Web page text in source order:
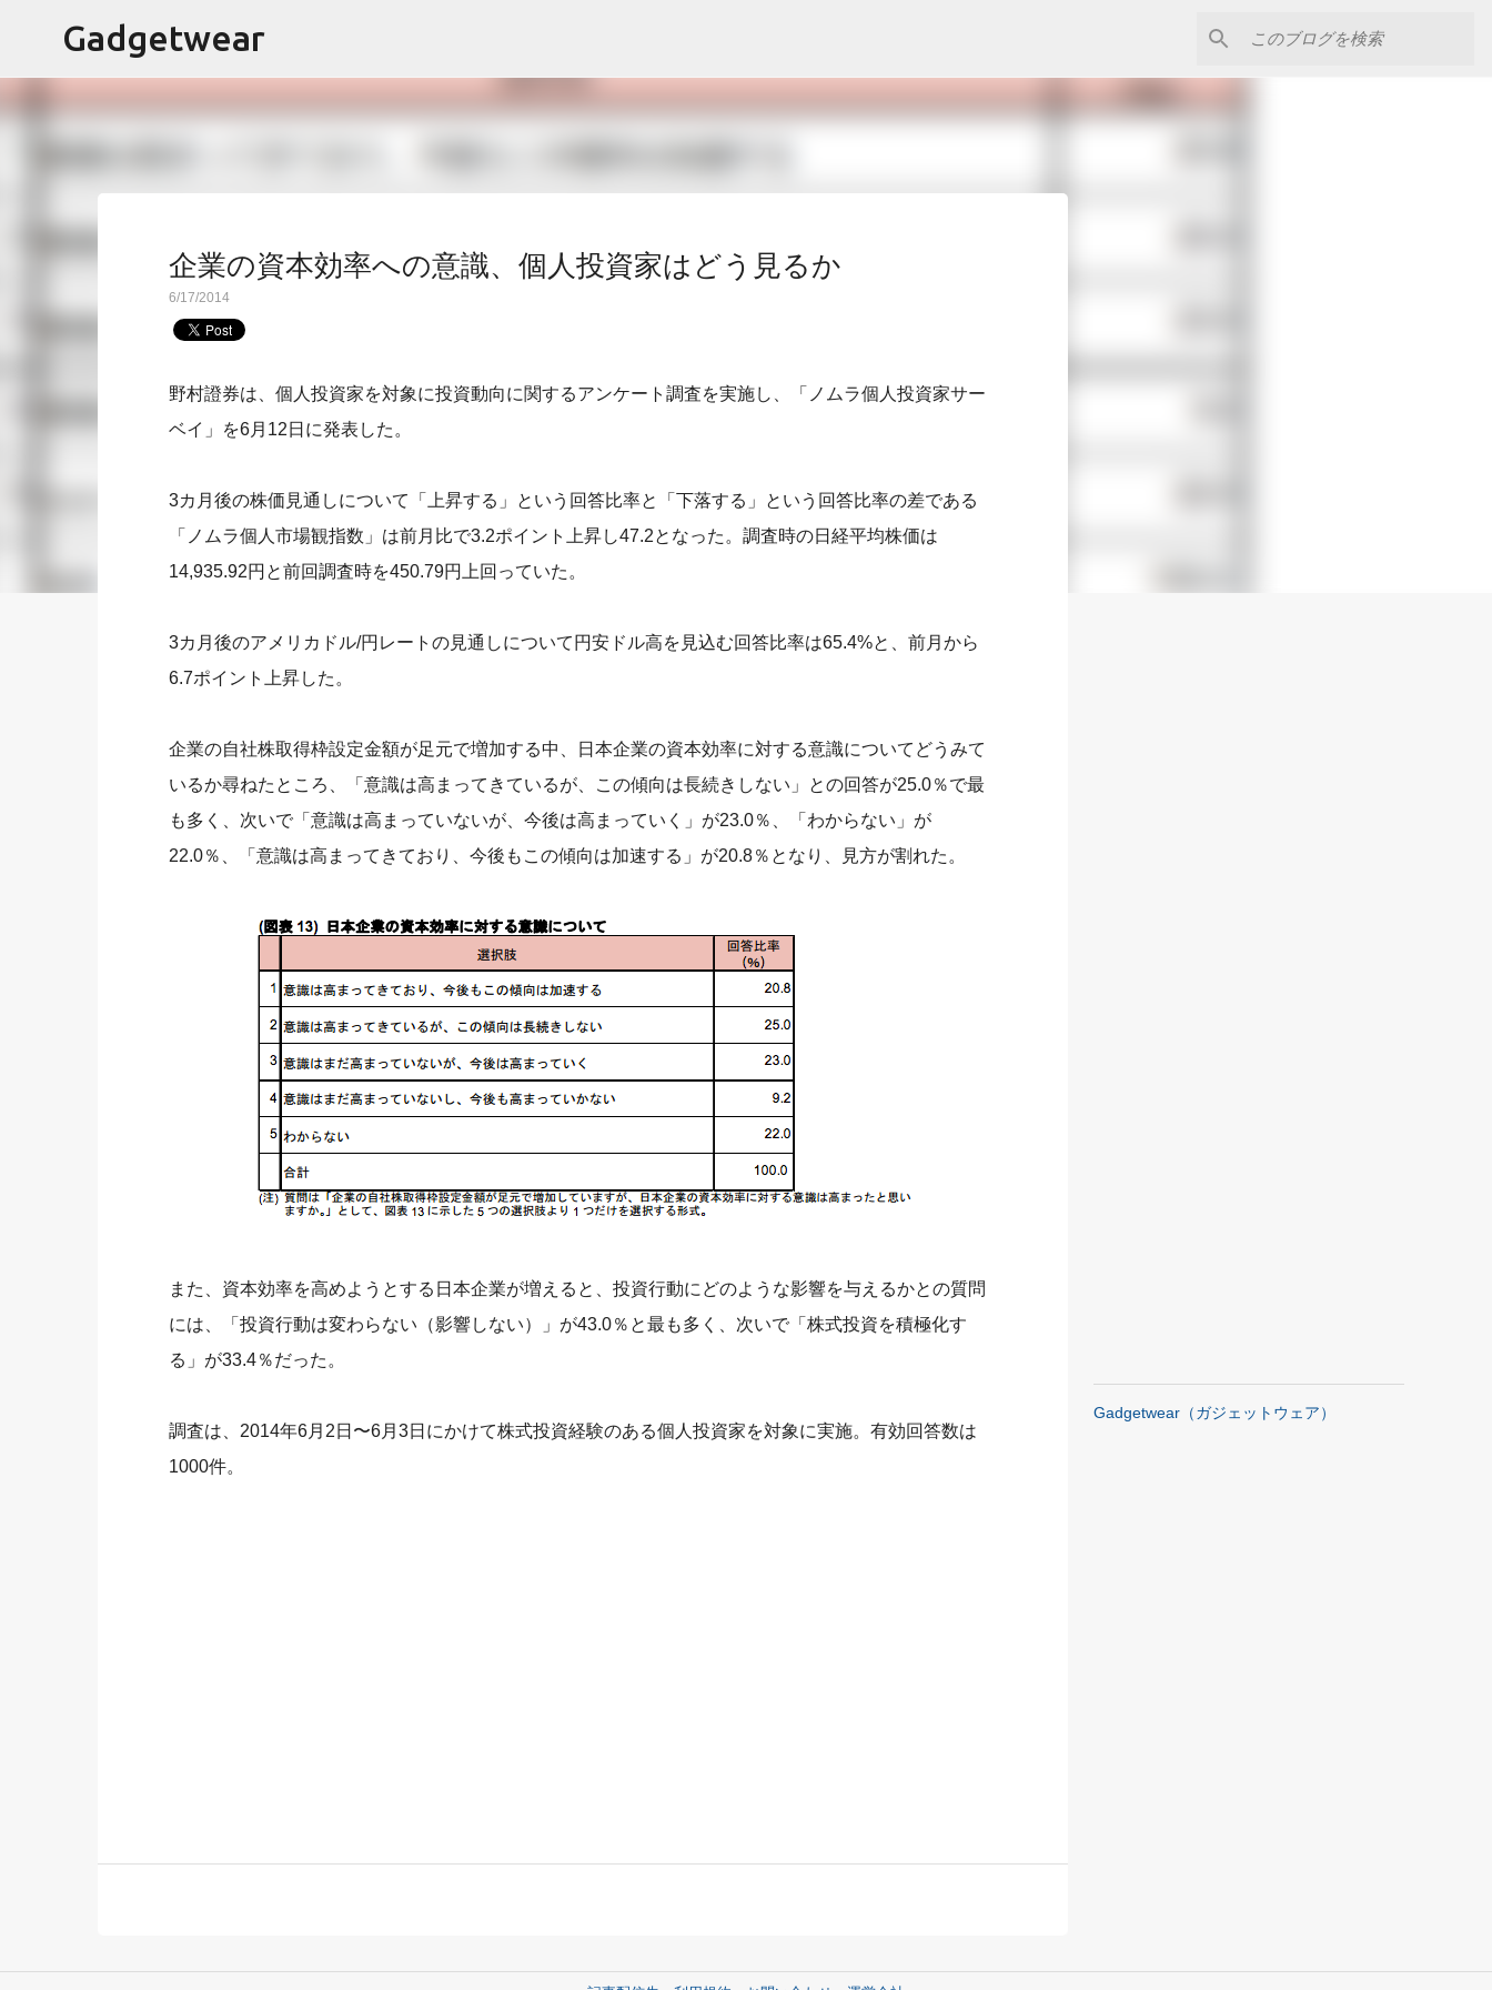
Gadgetwear
企業の資本効率への意識、個人投資家はどう見るか
6/17/2014
野村證券は、個人投資家を対象に投資動向に関するアンケート調査を実施し、「ノムラ個人投資家サー
ベイ」を6月12日に発表した。
3カ月後の株価見通しについて「上昇する」という回答比率と「下落する」という回答比率の差である
「ノムラ個人市場観指数」は前月比で3.2ポイント上昇し47.2となった。調査時の日経平均株価は
14,935.92円と前回調査時を450.79円上回っていた。
3カ月後のアメリカドル/円レートの見通しについて円安ドル高を見込む回答比率は65.4%と、前月から
6.7ポイント上昇した。
企業の自社株取得枠設定金額が足元で増加する中、日本企業の資本効率に対する意識についてどうみて
いるか尋ねたところ、「意識は高まってきているが、この傾向は長続きしない」との回答が25.0％で最
も多く、次いで「意識は高まっていないが、今後は高まっていく」が23.0％、「わからない」が
22.0％、「意識は高まってきており、今後もこの傾向は加速する」が20.8％となり、見方が割れた。
また、資本効率を高めようとする日本企業が増えると、投資行動にどのような影響を与えるかとの質問
には、「投資行動は変わらない（影響しない）」が43.0％と最も多く、次いで「株式投資を積極化す
る」が33.4％だった。
調査は、2014年6月2日〜6月3日にかけて株式投資経験のある個人投資家を対象に実施。有効回答数は
1000件。
Gadgetwear（ガジェットウェア）